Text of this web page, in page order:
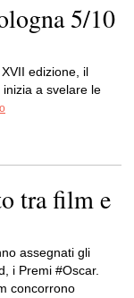
5/10
edizione, il
a svelare le
tra film e
assegnati gli
i Premi ‪#‎Oscar‬.
concorrono